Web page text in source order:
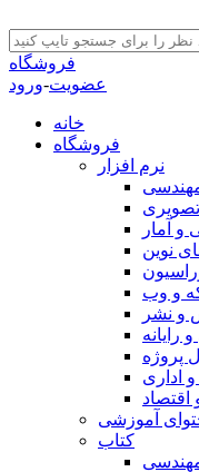
فروشگاه
عضویت-ورود
خانه
فروشگاه
نرم افزار
و آمار
نوین
و وب
و نشر
پروژه
اداری
اقتصاد
آموزشی
کتاب